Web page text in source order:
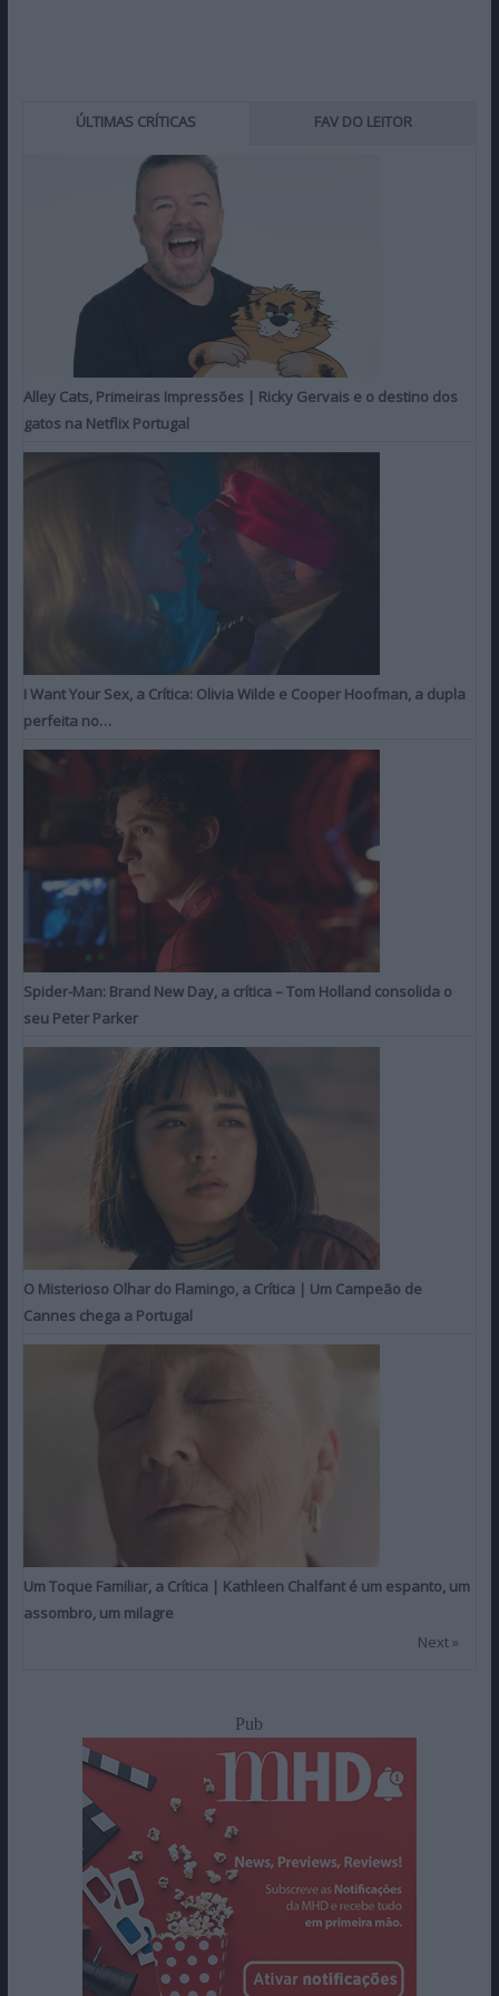
ÚLTIMAS CRÍTICAS FAV DO LEITOR
Alley Cats, Primeiras Impressões | Ricky Gervais e o destino dos
gatos na Netflix Portugal
I Want Your Sex, a Crítica: Olivia Wilde e Cooper Hoofman, a dupla
perfeita no…
Spider-Man: Brand New Day, a crítica – Tom Holland consolida o
seu Peter Parker
O Misterioso Olhar do Flamingo, a Crítica | Um Campeão de
Cannes chega a Portugal
Um Toque Familiar, a Crítica | Kathleen Chalfant é um espanto, um
assombro, um milagre
Next »
Pub